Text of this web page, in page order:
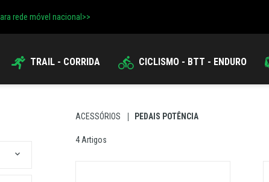
rede móvel nacional>>
TRAIL - CORRIDA CICLISMO - BTT - ENDURO
ACESSÓRIOS PEDAIS POTÊNCIA
4 Artigos